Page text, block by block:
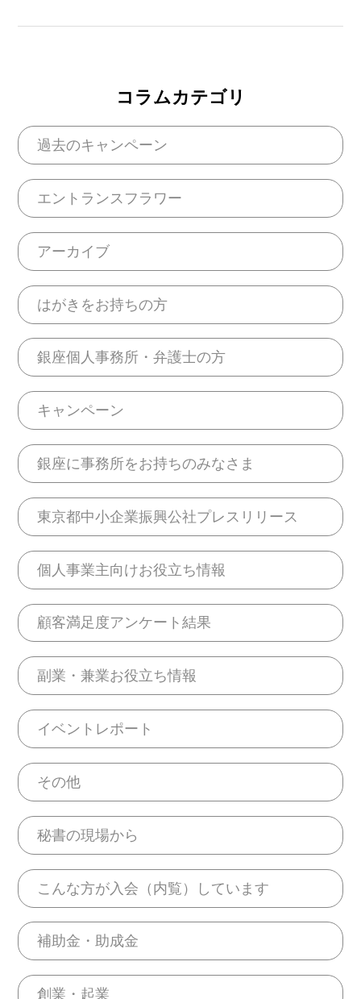
コラムカテゴリ
過去のキャンペーン
エントランスフラワー
アーカイブ
はがきをお持ちの方
銀座個人事務所・弁護士の方
キャンペーン
銀座に事務所をお持ちのみなさま
東京都中小企業振興公社プレスリリース
個人事業主向けお役立ち情報
顧客満足度アンケート結果
副業・兼業お役立ち情報
イベントレポート
その他
秘書の現場から
こんな方が入会（内覧）しています
補助金・助成金
創業・起業